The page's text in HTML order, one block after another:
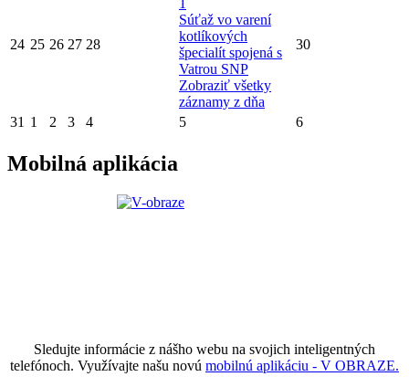
24 25 26 27 28
1
Súťaž vo varení
kotlíkových
špecialít spojená s
Vatrou SNP
Zobraziť všetky
záznamy z dňa
30
31 1 2 3 4 5 6
Mobilná aplikácia
Sledujte informácie z nášho webu na svojich inteligentných
telefónoch. Využívajte našu novú mobilnú aplikáciu - V OBRAZE.